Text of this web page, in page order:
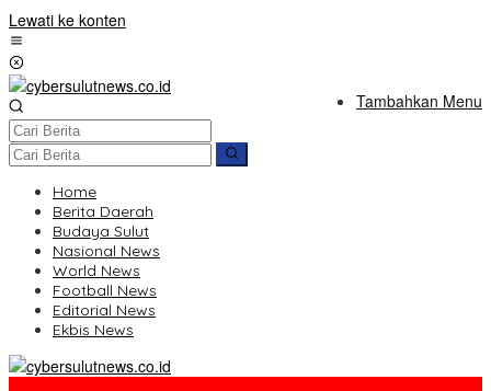
Lewati ke konten
Tambahkan Menu
Home
Berita Daerah
Budaya Sulut
Nasional News
World News
Football News
Editorial News
Ekbis News